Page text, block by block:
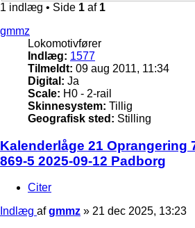
1 indlæg • Side 1 af 1
gmmz
Lokomotivfører
Indlæg: 1577
Tilmeldt: 09 aug 2011, 11:34
Digital: Ja
Scale: H0 - 2-rail
Skinnesystem: Tillig
Geografisk sted: Stilling
Kalenderlåge 21 Oprangering
869-5 2025-09-12 Padborg
Citer
Indlæg afgmmz » 21 dec 2025, 13:23